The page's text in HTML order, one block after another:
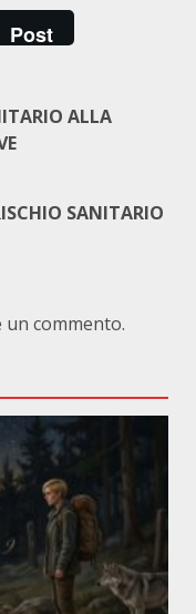
Post
ALLA
SANITARIO
commento.